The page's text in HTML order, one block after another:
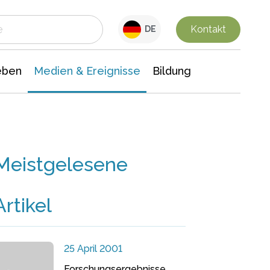
DE Kontakt
Medien & Ereignisse Bildung
25 April 2001